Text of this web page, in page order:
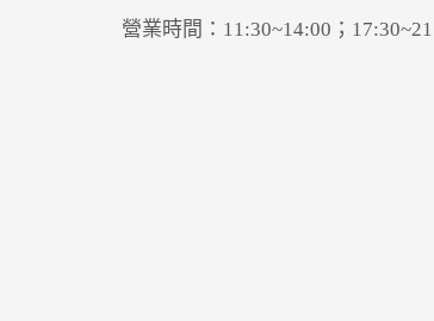
營業時間：11:30~14:00；